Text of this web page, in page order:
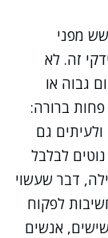
מפני
זה. לא
גבוה או
ברורה:
גם
לבלבל
דבר שעשוי
לפקוח
אנשים